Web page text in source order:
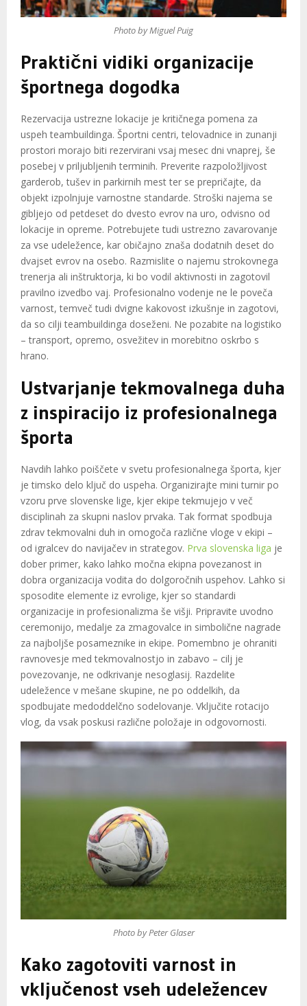
Photo by Miguel Puig
Praktični vidiki organizacije
športnega dogodka
Rezervacija ustrezne lokacije je kritičnega pomena za
uspeh teambuildinga. Športni centri, telovadnice in zunanji
prostori morajo biti rezervirani vsaj mesec dni vnaprej, še
posebej v priljubljenih terminih. Preverite razpoložljivost
garderob, tušev in parkirnih mest ter se prepričajte, da
objekt izpolnjuje varnostne standarde. Stroški najema se
gibljejo od petdeset do dvesto evrov na uro, odvisno od
lokacije in opreme. Potrebujete tudi ustrezno zavarovanje
za vse udeležence, kar običajno znaša dodatnih deset do
dvajset evrov na osebo. Razmislite o najemu strokovnega
trenerja ali inštruktorja, ki bo vodil aktivnosti in zagotovil
pravilno izvedbo vaj. Profesionalno vodenje ne le poveča
varnost, temveč tudi dvigne kakovost izkušnje in zagotovi,
da so cilji teambuildinga doseženi. Ne pozabite na logistiko
– transport, opremo, osvežitev in morebitno oskrbo s
hrano.
Ustvarjanje tekmovalnega duha
z inspiracijo iz profesionalnega
športa
Navdih lahko poiščete v svetu profesionalnega športa, kjer
je timsko delo ključ do uspeha. Organizirajte mini turnir po
vzoru prve slovenske lige, kjer ekipe tekmujejo v več
disciplinah za skupni naslov prvaka. Tak format spodbuja
zdrav tekmovalni duh in omogoča različne vloge v ekipi –
od igralcev do navijačev in strategov. Prva slovenska liga je
dober primer, kako lahko močna ekipna povezanost in
dobra organizacija vodita do dolgoročnih uspehov. Lahko si
sposodite elemente iz evrolige, kjer so standardi
organizacije in profesionalizma še višji. Pripravite uvodno
ceremonijo, medalje za zmagovalce in simbolične nagrade
za najboljše posameznike in ekipe. Pomembno je ohraniti
ravnovesje med tekmovalnostjo in zabavo – cilj je
povezovanje, ne odkrivanje nesoglasij. Razdelite
udeležence v mešane skupine, ne po oddelkih, da
spodbujate medoddelčno sodelovanje. Vključite rotacijo
vlog, da vsak poskusi različne položaje in odgovornosti.
Photo by Peter Glaser
Kako zagotoviti varnost in
vključenost vseh udeležencev